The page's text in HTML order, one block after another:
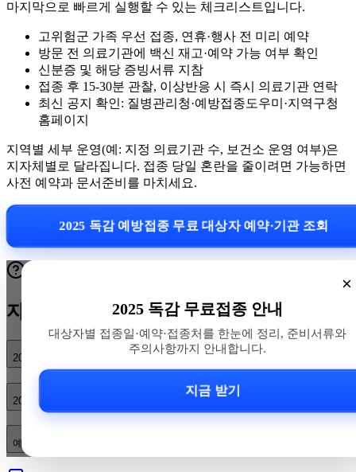
마지막으로 빠르게 실행할 수 있는 체크리스트입니다.
고위험군 가족 우선 접종, 연휴·행사 전 미리 예약
방문 전 의료기관에 백신 재고·예약 가능 여부 확인
신분증 및 해당 증빙서류 지참
접종 후 15-30분 관찰, 이상반응 시 즉시 의료기관 연락
최신 공지 확인: 질병관리청·예방접종도우미·지역구청
홈페이지
지역별 세부 운영(예: 지정 의료기관 수, 보건소 운영 여부)은
지자체별로 달라집니다. 접종 당일 혼란을 줄이려면 가능하면
사전 예약과 문서준비를 마치세요.
2025 독감 예방접종 무료 대상자 예약·기관 조회
×
2025 독감 무료접종 안내
대상자별 접종일·예약·접종처를 한눈에 정리, 준비서류와
주의사항까지 안내합니다.
지금 받기
자주 묻는 질문
2025 독감 예방접종 무료 대상자는 누구인가요?
2025년 접종 기간과 연령별 시작일은 어떻게 되나요?
예약은 어떻게 하고, 접종 당일 어떤 서류를 준비해야 하나요?